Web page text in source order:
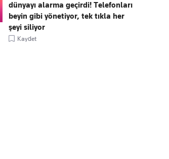
dünyayı alarma geçirdi! Telefonları
beyin gibi yönetiyor, tek tıkla her
şeyi siliyor
Kaydet